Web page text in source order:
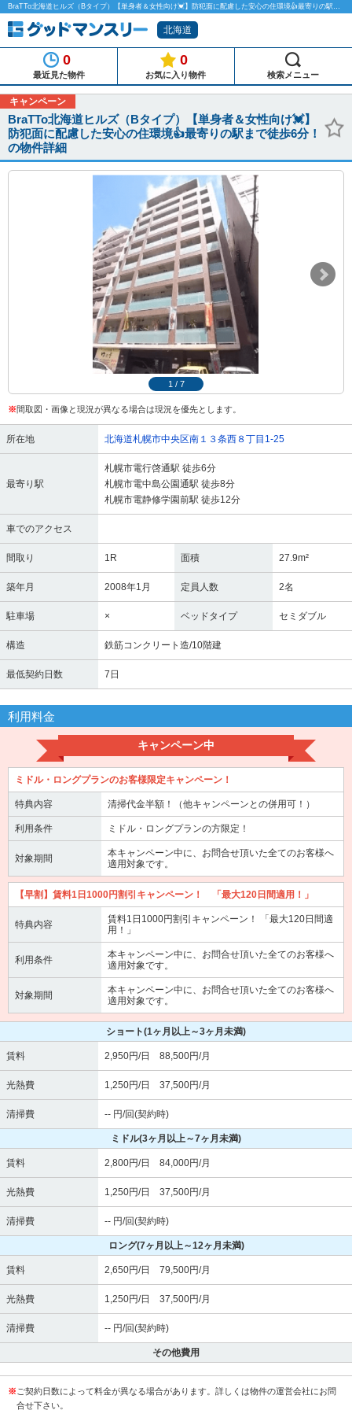
BraTTo北海道ヒルズ（Bタイプ）【単身者＆女性向け💓】防犯面に配慮した安心の住環境👍最寄りの駅まで徒歩6分！のマンスリーマンション物件詳細「グッドマンスリー」
北海道
0
最近見た物件
0
お気に入り物件 検索メニュー
キャンペーン
BraTTo北海道ヒルズ（Bタイプ）【単身者＆女性向け💓】
防犯面に配慮した安心の住環境👍最寄りの駅まで徒歩6分！
の物件詳細
1 / 7
※間取図・画像と現況が異なる場合は現況を優先とします。
所在地 北海道札幌市中央区南１３条西８丁目1-25
最寄り駅
札幌市電行啓通駅 徒歩6分
札幌市電中島公園通駅 徒歩8分
札幌市電静修学園前駅 徒歩12分
車でのアクセス
間取り 1R 面積 27.9m²
築年月 2008年1月 定員人数 2名
駐車場 × ベッドタイプ セミダブル
構造 鉄筋コンクリート造/10階建
最低契約日数 7日
利用料金
キャンペーン中
ミドル・ロングプランのお客様限定キャンペーン！
特典内容 清掃代金半額！（他キャンペーンとの併用可！）
利用条件 ミドル・ロングプランの方限定！
対象期間
本キャンペーン中に、お問合せ頂いた全てのお客様へ
適用対象です。
【早割】賃料1日1000円割引キャンペーン！ 「最大120日間適用！」
特典内容
賃料1日1000円割引キャンペーン！ 「最大120日間適
用！」
利用条件
本キャンペーン中に、お問合せ頂いた全てのお客様へ
適用対象です。
対象期間
本キャンペーン中に、お問合せ頂いた全てのお客様へ
適用対象です。
ショート(1ヶ月以上～3ヶ月未満)
賃料 2,950円/日 88,500円/月
光熱費 1,250円/日 37,500円/月
清掃費 -- 円/回(契約時)
ミドル(3ヶ月以上～7ヶ月未満)
賃料 2,800円/日 84,000円/月
光熱費 1,250円/日 37,500円/月
清掃費 -- 円/回(契約時)
ロング(7ヶ月以上～12ヶ月未満)
賃料 2,650円/日 79,500円/月
光熱費 1,250円/日 37,500円/月
清掃費 -- 円/回(契約時)
その他費用
※ ご契約日数によって料金が異なる場合があります。詳しくは物件の運営会社にお問
合せ下さい。